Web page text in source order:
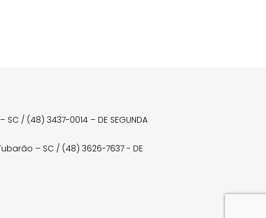
/ (48) 3437-0014 – DE SEGUNDA
– SC / (48) 3626-7637 - DE